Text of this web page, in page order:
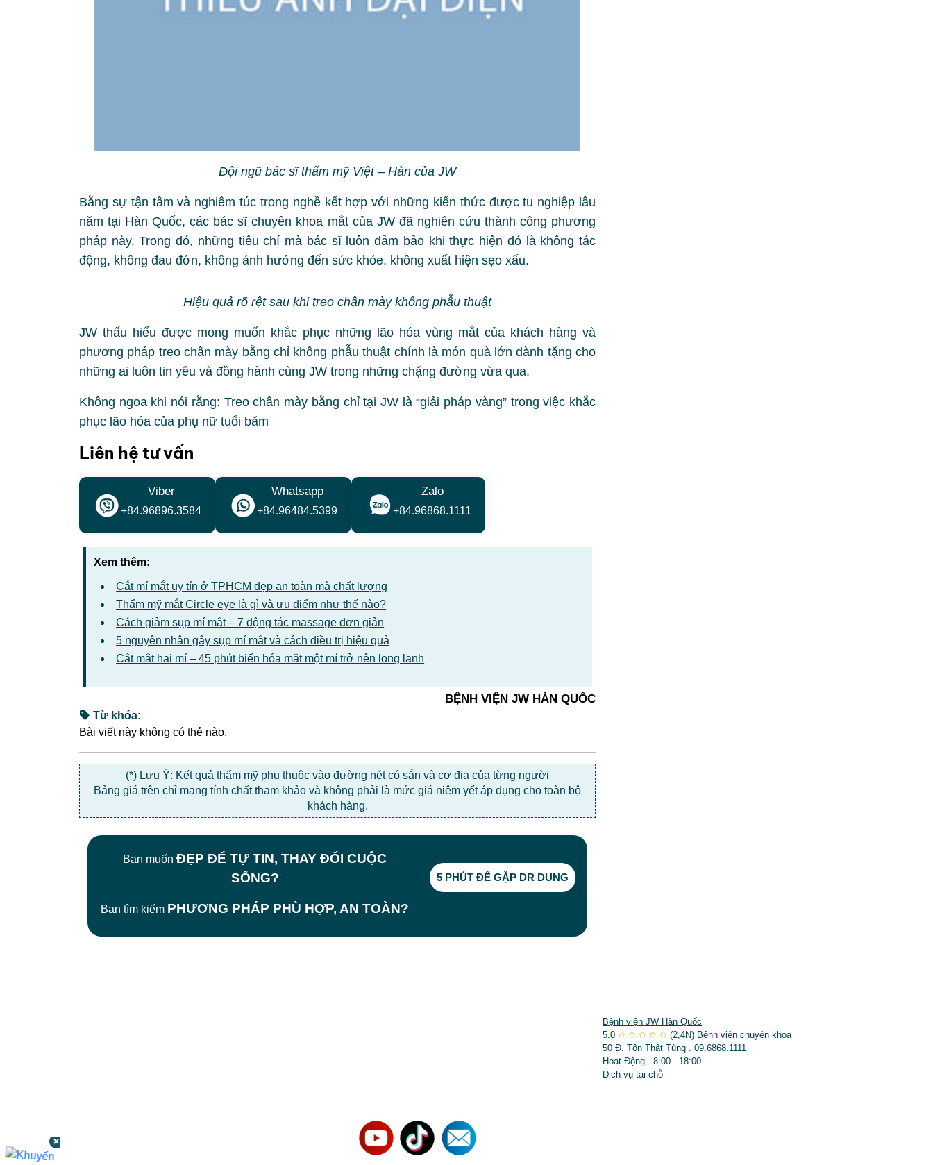
Đội ngũ bác sĩ thẩm mỹ Việt – Hàn của JW
Bằng sự tận tâm và nghiêm túc trong nghề kết hợp với những kiến thức được tu nghiệp lâu
năm tại Hàn Quốc, các bác sĩ chuyên khoa mắt của JW đã nghiên cứu thành công phương
pháp này. Trong đó, những tiêu chí mà bác sĩ luôn đảm bảo khi thực hiện đó là không tác
động, không đau đớn, không ảnh hưởng đến sức khỏe, không xuất hiện sẹo xấu.
Hiệu quả rõ rệt sau khi treo chân mày không phẫu thuật
JW thấu hiểu được mong muốn khắc phục những lão hóa vùng mắt của khách hàng và
phương pháp treo chân mày bằng chỉ không phẫu thuật chính là món quà lớn dành tặng cho
những ai luôn tin yêu và đồng hành cùng JW trong những chặng đường vừa qua.
Không ngoa khi nói rằng: Treo chân mày bằng chỉ tại JW là “giải pháp vàng” trong việc khắc
phục lão hóa của phụ nữ tuổi băm
Liên hệ tư vấn
Viber
+84.96896.3584
Whatsapp
+84.96484.5399
Zalo
+84.96868.1111
Xem thêm:
Cắt mí mắt uy tín ở TPHCM đẹp an toàn mà chất lượng
Thẩm mỹ mắt Circle eye là gì và ưu điểm như thế nào?
Cách giảm sụp mí mắt – 7 động tác massage đơn giản
5 nguyên nhân gây sụp mí mắt và cách điều trị hiệu quả
Cắt mắt hai mí – 45 phút biến hóa mắt một mí trở nên long lanh
BỆNH VIỆN JW HÀN QUỐC
Từ khóa:
Bài viết này không có thẻ nào.
(*) Lưu Ý: Kết quả thẩm mỹ phụ thuộc vào đường nét có sẵn và cơ địa của từng người
Bảng giá trên chỉ mang tính chất tham khảo và không phải là mức giá niêm yết áp dụng cho toàn bộ
khách hàng.
Bạn muốn ĐẸP ĐỂ TỰ TIN, THAY ĐỔI CUỘC
SỐNG?
Bạn tìm kiếm PHƯƠNG PHÁP PHÙ HỢP, AN TOÀN?
5 PHÚT ĐỂ GẶP DR DUNG
Bệnh viện JW Hàn Quốc
5.0 ✩ ✩ ✩ ✩ ✩ (2,4N) Bệnh viện chuyên khoa
50 Đ. Tôn Thất Tùng . 09.6868.1111
Hoạt Động . 8:00 - 18:00
Dịch vụ tại chỗ